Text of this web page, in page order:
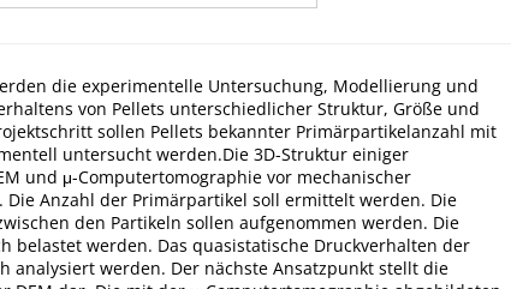
die experimentelle Untersuchung, Modellierung und
von Pellets unterschiedlicher Struktur, Größe und
sollen Pellets bekannter Primärpartikelanzahl mit
untersucht werden.Die 3D-Struktur einiger
und μ-Computertomographie vor mechanischer
Anzahl der Primärpartikel soll ermittelt werden. Die
den Partikeln sollen aufgenommen werden. Die
belastet werden. Das quasistatische Druckverhalten der
analysiert werden. Der nächste Ansatzpunkt stellt die